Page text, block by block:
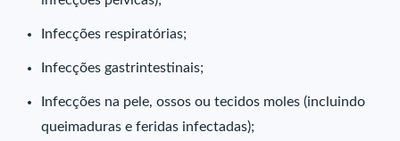
Infecções respiratórias;
Infecções gastrintestinais;
Infecções na pele, ossos ou tecidos moles (incluindo
queimaduras e feridas infectadas);